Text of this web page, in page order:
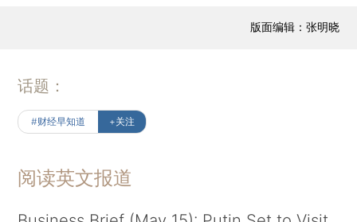
版面编辑：张明晓
话题：
#财经早知道 +关注
阅读英文报道